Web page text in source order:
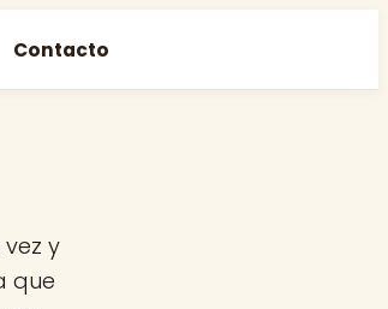
Contacto
y
que